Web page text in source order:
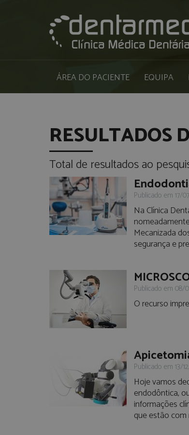
ÁREA DO PACIENTE EQUIPA
RESULTADOS
Total de resultados ao
Publicado em 17/
Na Clínica
Mecanizada
segurança e
Publicado em 08/
O recurso
Publicado em 13/
Hoje vamos
endodôntica,
informações
que estão